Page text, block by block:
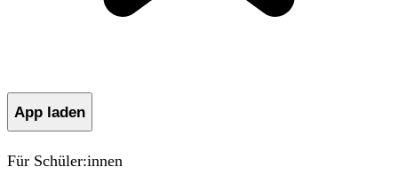
App laden
Für Schüler:innen